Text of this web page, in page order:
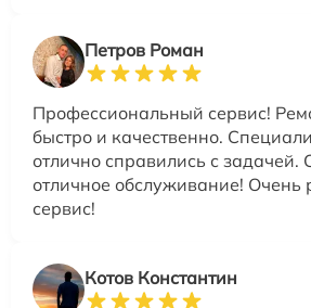
Петров Роман
Профессиональный сервис!
быстро и качественно.
отлично справились с задачей.
отличное обслуживание! Очень
сервис!
Котов Константин